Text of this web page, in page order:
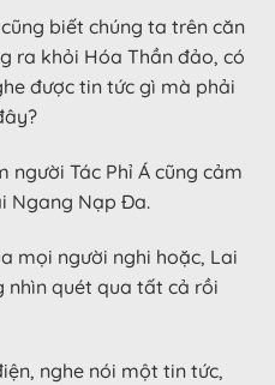
biết chúng ta trên căn
ra khỏi Hóa Thần đảo, có
được tin tức gì mà phải
người Tác Phỉ Á cũng cảm
Ngang Nạp Đa.
mọi người nghi hoặc, Lai
nhìn quét qua tất cả rồi
nghe nói một tin tức,